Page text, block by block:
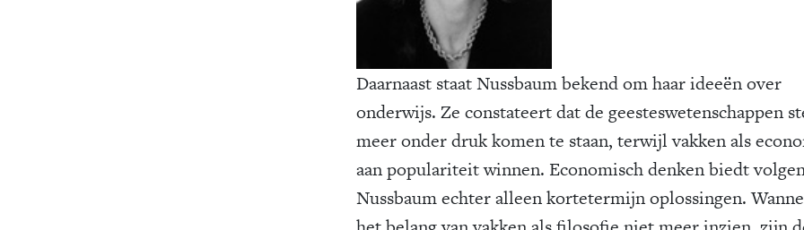
Daarnaast staat Nussbaum bekend om haar ideeën over
onderwijs. Ze constateert dat de geesteswetenschappen
meer onder druk komen te staan, terwijl vakken als
aan populariteit winnen. Economisch denken biedt
Nussbaum echter alleen kortetermijn oplossingen.